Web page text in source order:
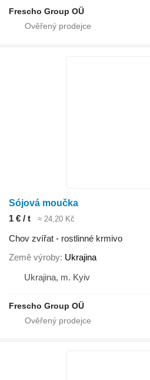
Frescho Group OÜ
Sójová moučka
1 € / t
≈ 24,20 Kč
Chov zvířat - rostlinné krmivo
Země výroby Ukrajina
Ukrajina, m. Kyiv
Frescho Group OÜ